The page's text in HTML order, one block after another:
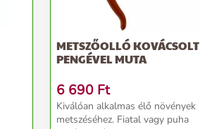
METSZŐOLLÓ KOVÁCSOLT
PENGÉVEL MUTA
6 690 Ft
Kiválóan alkalmas élő növények
metszéséhez. Fiatal vagy puha